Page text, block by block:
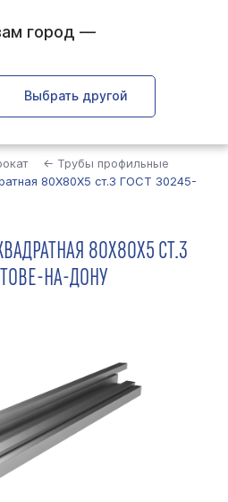
город —
Выбрать другой
← Трубы профильные
80Х80Х5 ст.3 ГОСТ 30245-
80Х80Х5 СТ.3
НА-ДОНУ